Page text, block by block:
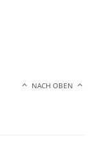
NACH OBEN